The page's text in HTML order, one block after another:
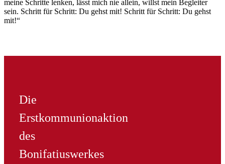
meine Schritte lenken, lässt mich nie allein, willst mein Begleiter
sein. Schritt für Schritt: Du gehst mit! Schritt für Schritt: Du gehst
mit!“
Die
Erstkommunionaktion
des
Bonifatiuswerkes